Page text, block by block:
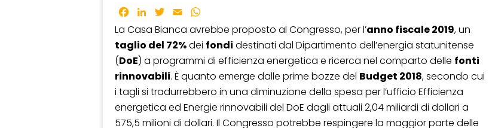
Facebook
LinkedInTwitter
Email
La Casa Bianca avrebbe proposto al Congresso, per l’anno fiscale 2019, un
taglio del 72%dei fondi destinati dal Dipartimento dell’energia statunitense
(DoE) a programmi di efficienza energetica e ricerca nel comparto delle fonti
rinnovabili. È quanto emerge dalle prime bozze del Budget 2018, secondo cui
i tagli si tradurrebbero in una diminuzione della spesa per l’ufficio Efficienza
energetica ed Energie rinnovabili del DoE dagli attuali 2,04 miliardi di dollari a
575,5 milioni di dollari. Il Congresso potrebbe respingere la maggior parte delle